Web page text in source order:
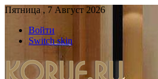
Пятница , 7 Август 2026
Войти
Switch skin